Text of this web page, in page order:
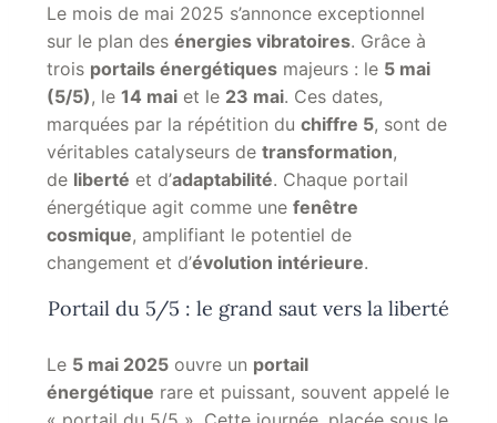
Le mois de mai 2025 s’annonce exceptionnel
sur le plan des énergies vibratoires. Grâce à
trois portails énergétiques majeurs : le 5 mai
(5/5), le 14 mai et le 23 mai. Ces dates,
marquées par la répétition du chiffre 5, sont de
véritables catalyseurs de transformation,
de liberté et d’adaptabilité. Chaque portail
énergétique agit comme une fenêtre
cosmique, amplifiant le potentiel de
changement et d’évolution intérieure.
Portail du 5/5 : le grand saut vers la liberté
Le 5 mai 2025 ouvre un portail
énergétique rare et puissant, souvent appelé le